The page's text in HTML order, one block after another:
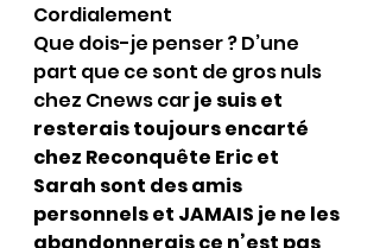
Cordialement
Que dois-je penser ? D’une
part que ce sont de gros nuls
chez Cnews car je suis et
resterais toujours encarté
chez Reconquête Eric et
Sarah sont des amis
personnels et JAMAIS je ne les